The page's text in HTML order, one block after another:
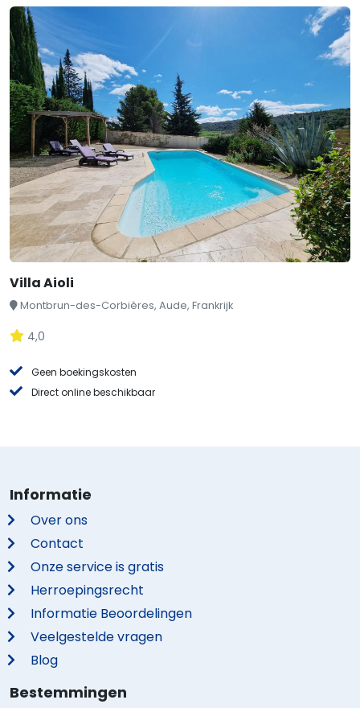
Villa Aioli
Montbrun-des-Corbières, Aude, Frankrijk
4,0
Geen boekingskosten
Direct online beschikbaar
Informatie
Over ons
Contact
Onze service is gratis
Herroepingsrecht
Informatie Beoordelingen
Veelgestelde vragen
Blog
Bestemmingen